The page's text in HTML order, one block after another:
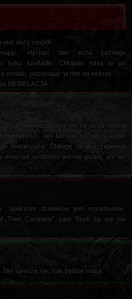
jest duży zespół.
słychać tam echa późnego
tylko szufladki. Chłopaki robią to po
metalu, pozostając w nim na wskroś.
REWELACJA.
Bym powiedział. Ani nie są jacyś wielce
ani też nie są jacyś super
metalczyka. Dlatego ta eka zapewne
mnie oni osobiście ani nie grzeją, ani nie
Spektrum dźwięków jest monstrualne.
Their Company" sam Rush by się nie
Nie spieszę się. Itak będzie masa.